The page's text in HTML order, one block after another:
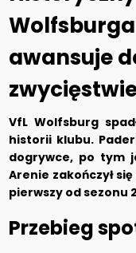
awansuje
zwycięstwie
VfL Wolfsburg
historii klubu.
dogrywce, po tym
Arenie zakończył
pierwszy od sezonu
Przebieg